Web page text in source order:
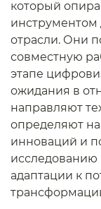
который
отрасли. Они
совместную
этапе
ожидания в
направляют
определяют
инноваций и
исследованию
адаптации к